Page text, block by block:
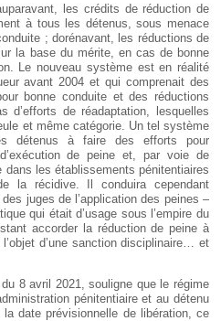
les crédits de réduction de
à tous les détenus, sous menace
; dorénavant, les réductions de
la base du mérite, en cas de bonne
Le nouveau système est en réalité
avant 2004 et qui comprenait des
bonne conduite et des réductions
d’efforts de réadaptation, lesquelles
et même catégorie. Un tel système
détenus à faire des efforts pour
de peine et, par voie de
dans les établissements pénitentiaires
la récidive. Il conduira cependant
juges de l’application des peines –
qui était d’usage sous l’empire du
accorder la réduction de peine à
d’une sanction disciplinaire… et
8 avril 2021, souligne que le régime
pénitentiaire et au détenu
date prévisionnelle de libération, ce